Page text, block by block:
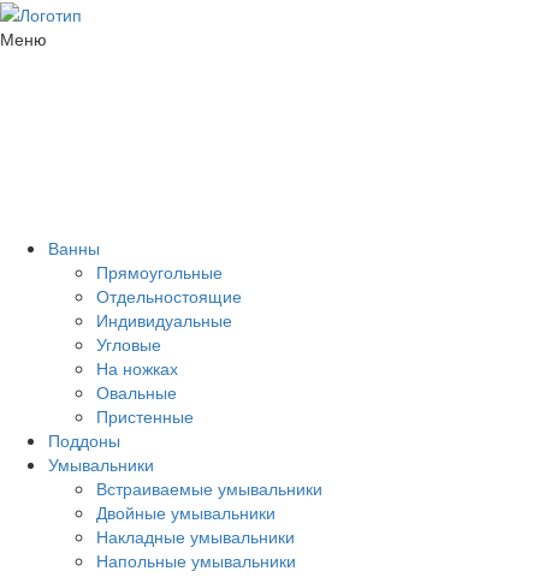
Меню
Ванны
Прямоугольные
Отдельностоящие
Индивидуальные
Угловые
На ножках
Овальные
Пристенные
Поддоны
Умывальники
Встраиваемые умывальники
Двойные умывальники
Накладные умывальники
Напольные умывальники